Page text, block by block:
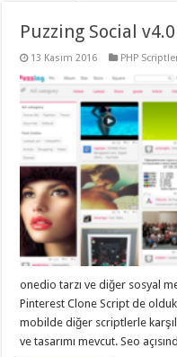
organizasyon,
evden
taşımacılık ,
evden
taşımacılık
gaziantep
evden
taşımacılık,
evden
taşımacılık,
gaziantep
evden
gaziantep
evden
taşımacılık,
gaziantep
Puzzing Social
13 Kasım 2016 PHP
onedio tarzı ve diğer sosyal
Pinterest Clone Script de
mobilde diğer scriptlerle
ve tasarımı mevcut. Seo